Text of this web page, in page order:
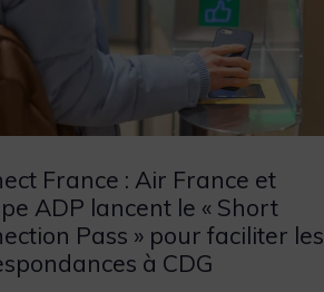
France : Air France et
ADP lancent le « Short
Pass » pour faciliter les
à CDG